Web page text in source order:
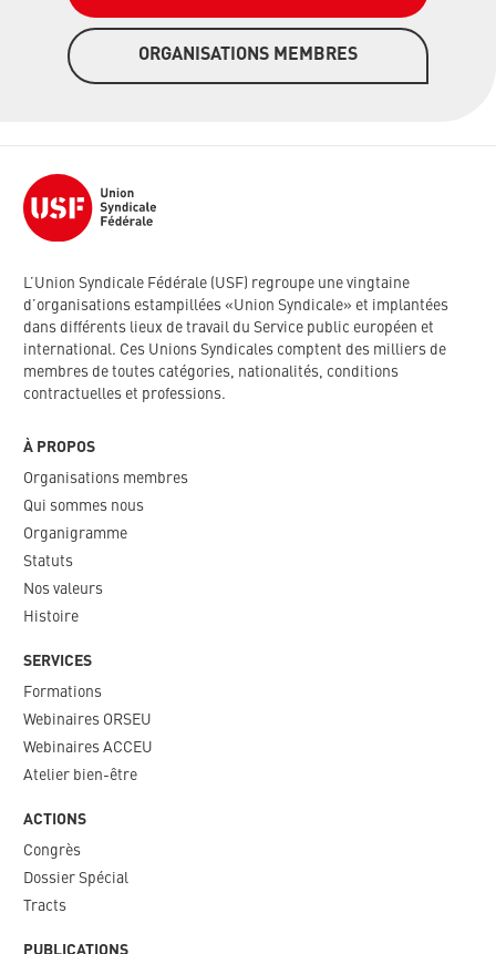
ORGANISATIONS MEMBRES
L’Union Syndicale Fédérale (USF) regroupe une vingtaine
d’organisations estampillées «Union Syndicale» et implantées
dans différents lieux de travail du Service public européen et
international. Ces Unions Syndicales comptent des milliers de
membres de toutes catégories, nationalités, conditions
contractuelles et professions.
À PROPOS
Organisations membres
Qui sommes nous
Organigramme​
Statuts
Nos valeurs​
Histoire
SERVICES
Formations
Webinaires ORSEU​
Webinaires ACCEU
Atelier bien-être
ACTIONS
Congrès
Dossier Spécial
Tracts
PUBLICATIONS